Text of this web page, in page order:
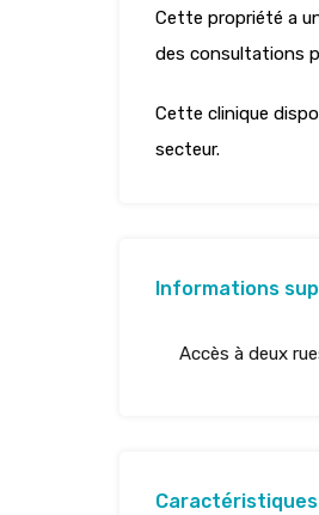
Cette propriété a
des consultations
Cette clinique
secteur.
Informations
Accès à deux
Caractéristiques